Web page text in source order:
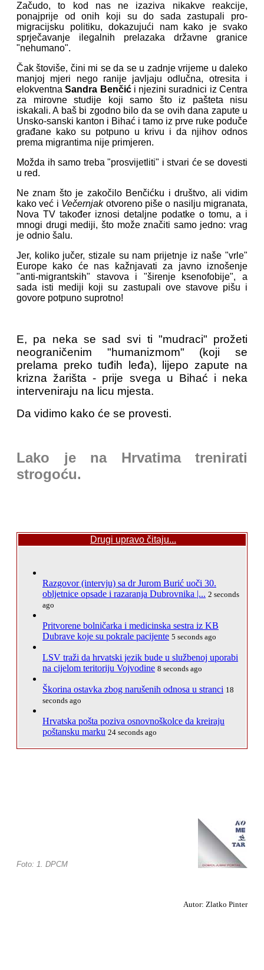
Začudo, to kod nas ne izaziva nikakve reakcije,
ponajprije od onih koji su do sada zastupali pro-
migracijsku politiku, dokazujući nam kako je svako
sprječavanje ilegalnih prelazaka državne granice
"nehumano".
Čak štoviše, čini mi se da se u zadnje vrijeme u daleko
manjoj mjeri nego ranije javljaju odlučna, otresita i
elokventnaSandra Benčići njezini suradnici iz Centra
za mirovne studije koji samo što iz pašteta nisu
iskakali. A baš bi zgodno bilo da se ovih dana zapute u
Unsko-sanski kanton i Bihać i tamo iz prve ruke poduče
građane kako su potpuno u krivu i da njihov odnos
prema migrantima nije primjeren.
Možda ih samo treba "prosvijetliti" i stvari će se dovesti
u red.
Ne znam što je zakočilo Benčićku i društvo, ali vidim
kako već i Večernjakotvoreno piše o nasilju migranata,
Nova TV također iznosi detaljne podatke o tomu, a i
mnogi drugi mediji, što može značiti samo jedno: vrag
je odnio šalu.
Jer, koliko jučer, stizale su nam prijetnje iz naše "vrle"
Europe kako će nas kažnjavati za javno iznošenje
"anti-migrantskih" stavova i "širenje ksenofobije", a
sada isti mediji koji su zastupali ove stavove pišu i
govore potpuno suprotno!
E, pa neka se sad svi ti "mudraci" prožeti
neograničenim "humanizmom" (koji se
prelama preko tuđih leđa), lijepo zapute na
krizna žarišta - prije svega u Bihać i neka
interveniraju na licu mjesta.
Da vidimo kako će se provesti.
Lako je na Hrvatima trenirati
strogoću.
Drugi upravo čitaju...
Razgovor (intervju) sa dr Jurom Burić uoči 30.
obljetnice opsade i razaranja Dubrovnika |... 2 seconds
ago
Pritvorene bolničarka i medicinska sestra iz KB
Dubrave koje su pokrale pacijente 5 seconds ago
LSV traži da hrvatski jezik bude u službenoj uporabi
na cijelom teritoriju Vojvodine 8 seconds ago
Škorina ostavka zbog narušenih odnosa u stranci 18
seconds ago
Hrvatska pošta poziva osnovnoškolce da kreiraju
poštansku marku 24 seconds ago
Foto: 1. DPCM
Autor: Zlatko Pinter